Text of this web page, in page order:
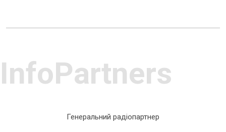
InfoPartners
Генеральний радіопартнер